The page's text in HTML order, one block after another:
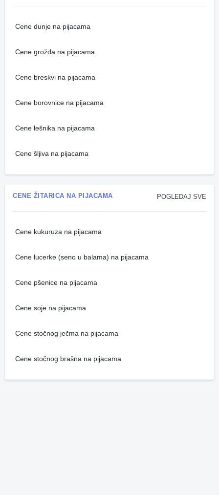
Cene dunje na pijacama
Cene grožđa na pijacama
Cene breskvi na pijacama
Cene borovnice na pijacama
Cene lešnika na pijacama
Cene šljiva na pijacama
POGLEDAJ SVE
CENE ŽITARICA NA PIJACAMA
Cene kukuruza na pijacama
Cene lucerke (seno u balama) na pijacama
Cene pšenice na pijacama
Cene soje na pijacama
Cene stočnog ječma na pijacama
Cene stočnog brašna na pijacama